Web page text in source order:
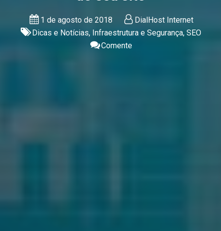
1 de agosto de 2018
DialHost Internet
Dicas e Notícias, Infraestrutura e Segurança, SEO
Comente